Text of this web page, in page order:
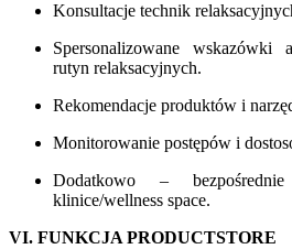
Konsultacje technik
Spersonalizowane wskazówki
rutyn relaksacyjnych.
Rekomendacje produktów i
Monitorowanie postępów i
Dodatkowo –
klinice/wellness space.
VI. FUNKCJA PRODUCTSTORE